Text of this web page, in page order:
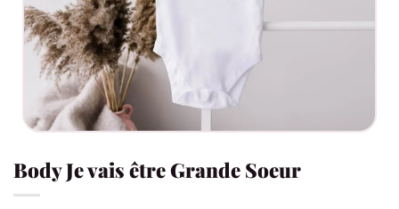
Body Je vais être Grande Soeur